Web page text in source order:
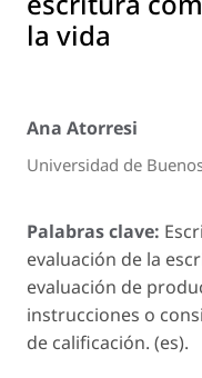
la vida
Ana Atorresi
Universidad de
Palabras clave:
evaluación de la
evaluación de
instrucciones o
de calificación. (es).